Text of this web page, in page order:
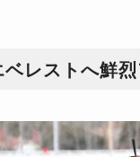
レストへ鮮